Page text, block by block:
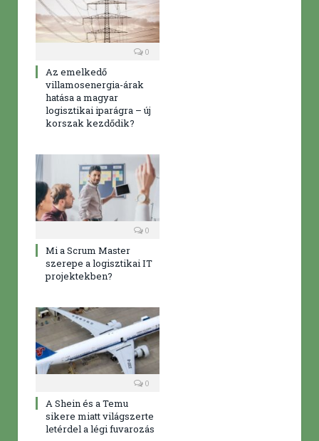
0
Az emelkedő
villamosenergia-árak
hatása a magyar
logisztikai iparágra – új
korszak kezdődik?
0
Mi a Scrum Master
szerepe a logisztikai IT
projektekben?
0
A Shein és a Temu
sikere miatt világszerte
letérdel a légi fuvarozás